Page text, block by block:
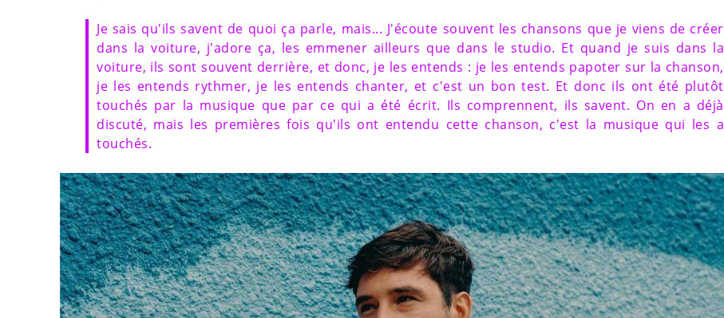
Je sais qu'ils savent de quoi ça parle, mais... J'écoute souvent les chansons que je viens de créer
dans la voiture, j'adore ça, les emmener ailleurs que dans le studio. Et quand je suis dans la
voiture, ils sont souvent derrière, et donc, je les entends : je les entends papoter sur la chanson,
je les entends rythmer, je les entends chanter, et c'est un bon test. Et donc ils ont été plutôt
touchés par la musique que par ce qui a été écrit. Ils comprennent, ils savent. On en a déjà
discuté, mais les premières fois qu'ils ont entendu cette chanson, c'est la musique qui les a
touchés.